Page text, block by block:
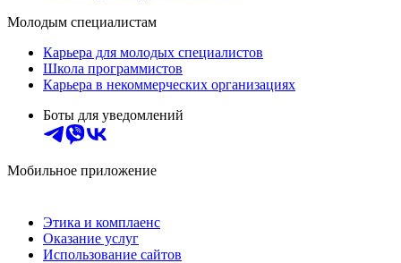
Молодым специалистам
Карьера для молодых специалистов
Школа программистов
Карьера в некоммерческих организациях
Боты для уведомлений
Мобильное приложение
Этика и комплаенс
Оказание услуг
Использование сайтов